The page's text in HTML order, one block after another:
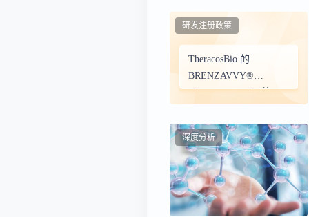
TheracosBio 的
BRENZAVVY®
（bexagliflozin） 的 CV
病、肥胖和代谢》上的
研究中得到证实
研发注册政策
深度分析